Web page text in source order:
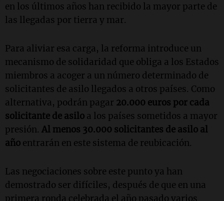
en los últimos años han recibido la mayor parte de
las llegadas por tierra y mar.
Para aliviar esa carga, la reforma introduce un
mecanismo de solidaridad que obliga a los Estados
miembros a acoger a un número determinado de
solicitantes de asilo llegados a otros países. Como
alternativa, podrán pagar 20.000 euros por cada
solicitante de asilo a los países sometidos a mayor
presión. Al menos 30.000 solicitantes de asilo al
año entrarán en este sistema de reubicación.
Las negociaciones sobre este punto ya han
demostrado ser difíciles, después de que en una
primera ronda celebrada el año pasado varios